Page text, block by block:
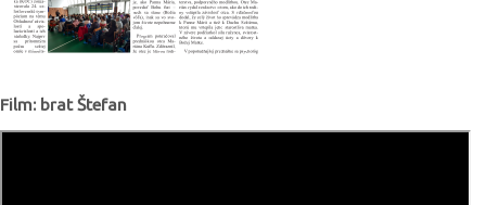
Film: brat Štefan